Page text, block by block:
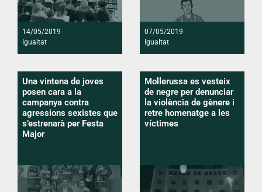
14/05/2019
Igualtat
07/05/2019
Igualtat
Una vintena de joves
posen cara a la
campanya contra
agressions sexistes que
s’estrenarà per Festa
Major
Mollerussa es vesteix
de negre per denunciar
la violència de gènere i
retre homenatge a les
víctimes